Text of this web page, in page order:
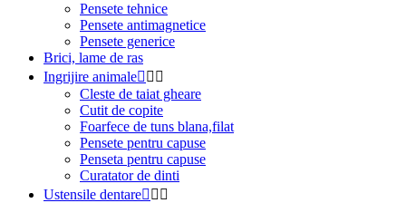
Pensete tehnice
Pensete antimagnetice
Pensete generice
Brici, lame de ras
Ingrijire animale  
Cleste de taiat gheare
Cutit de copite
Foarfece de tuns blana,filat
Pensete pentru capuse
Penseta pentru capuse
Curatator de dinti
Ustensile dentare  